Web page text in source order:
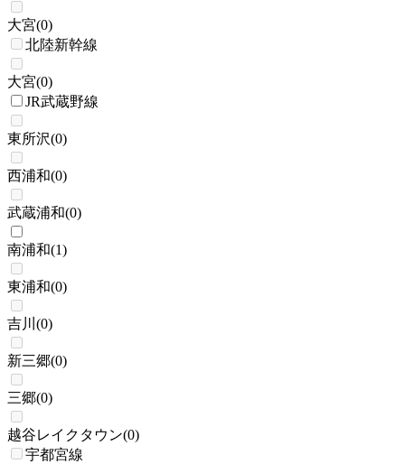
大宮(0)
北陸新幹線
大宮(0)
JR武蔵野線
東所沢(0)
西浦和(0)
武蔵浦和(0)
南浦和(1)
東浦和(0)
吉川 (0)
新三郷(0)
三郷(0)
越谷レイクタウン(0)
宇都宮線